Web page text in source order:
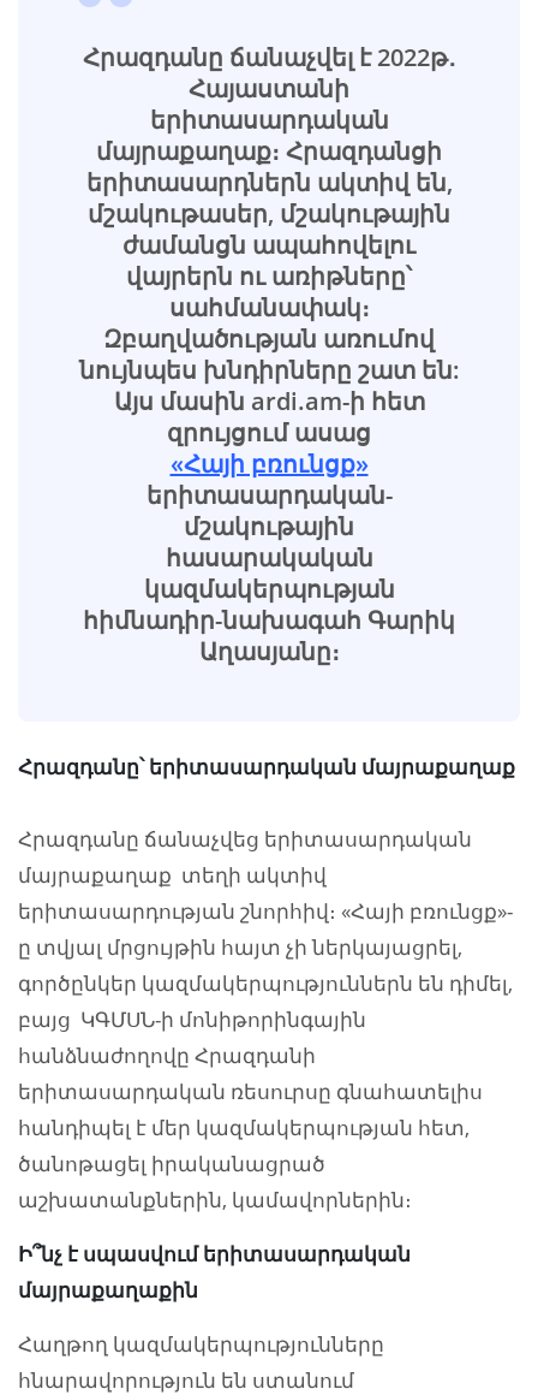
Հրազդանը ճանաչվել է 2022թ․
Հայաստանի
երիտասարդական
մայրաքաղաք։ Հրազդանցի
երիտասարդներն ակտիվ են,
մշակութասեր, մշակութային
ժամանցն ապահովելու
վայրերն ու առիթները՝
սահմանափակ։
Զբաղվածության առումով
նույնպես խնդիրները շատ են:
Այս մասին ardi.am-ի հետ
զրույցում ասաց
«Հայի բռունցք»
երիտասարդական-
մշակութային
հասարակական
կազմակերպության
հիմնադիր-նախագահ Գարիկ
Աղասյանը։
Հրազդանը՝ երիտասարդական մայրաքաղաք
Հրազդանը ճանաչվեց երիտասարդական
մայրաքաղաք տեղի ակտիվ
երիտասարդության շնորհիվ։ «Հայի բռունցք»-
ը տվյալ մրցույթին հայտ չի ներկայացրել,
գործընկեր կազմակերպություններն են դիմել,
բայց ԿԳՄՍՆ-ի մոնիթորինգային
հանձնաժողովը Հրազդանի
երիտասարդական ռեսուրսը գնահատելիս
հանդիպել է մեր կազմակերպության հետ,
ծանոթացել իրականացրած
աշխատանքներին, կամավորներին։
Ի՞նչ է սպասվում երիտասարդական
մայրաքաղաքին
Հաղթող կազմակերպությունները
հնարավորություն են ստանում